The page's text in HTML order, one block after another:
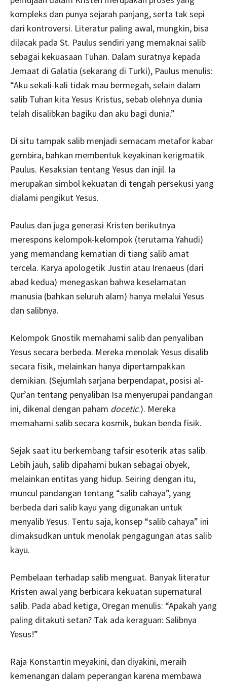
kompleks dan punya sejarah panjang, serta tak sepi
dari kontroversi. Literatur paling awal, mungkin, bisa
dilacak pada St. Paulus sendiri yang memaknai salib
sebagai kekuasaan Tuhan. Dalam suratnya kepada
Jemaat di Galatia (sekarang di Turki), Paulus menulis:
“Aku sekali-kali tidak mau bermegah, selain dalam
salib Tuhan kita Yesus Kristus, sebab olehnya dunia
telah disalibkan bagiku dan aku bagi dunia.”
Di situ tampak salib menjadi semacam metafor kabar
gembira, bahkan membentuk keyakinan kerigmatik
Paulus. Kesaksian tentang Yesus dan injil. Ia
merupakan simbol kekuatan di tengah persekusi yang
dialami pengikut Yesus.
Paulus dan juga generasi Kristen berikutnya
merespons kelompok-kelompok (terutama Yahudi)
yang memandang kematian di tiang salib amat
tercela. Karya apologetik Justin atau Irenaeus (dari
abad kedua) menegaskan bahwa keselamatan
manusia (bahkan seluruh alam) hanya melalui Yesus
dan salibnya.
Kelompok Gnostik memahami salib dan penyaliban
Yesus secara berbeda. Mereka menolak Yesus disalib
secara fisik, melainkan hanya dipertampakkan
demikian. (Sejumlah sarjana berpendapat, posisi al-
Qur’an tentang penyaliban Isa menyerupai pandangan
ini, dikenal dengan paham docetic.). Mereka
memahami salib secara kosmik, bukan benda fisik.
Sejak saat itu berkembang tafsir esoterik atas salib.
Lebih jauh, salib dipahami bukan sebagai obyek,
melainkan entitas yang hidup. Seiring dengan itu,
muncul pandangan tentang “salib cahaya”, yang
berbeda dari salib kayu yang digunakan untuk
menyalib Yesus. Tentu saja, konsep “salib cahaya” ini
dimaksudkan untuk menolak pengagungan atas salib
kayu.
Pembelaan terhadap salib menguat. Banyak literatur
Kristen awal yang berbicara kekuatan supernatural
salib. Pada abad ketiga, Oregan menulis: “Apakah yang
paling ditakuti setan? Tak ada keraguan: Salibnya
Yesus!”
Raja Konstantin meyakini, dan diyakini, meraih
kemenangan dalam peperangan karena membawa